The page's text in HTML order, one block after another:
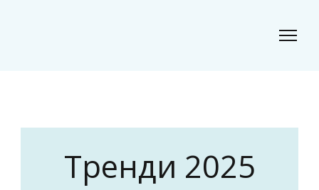
Тренди 2025